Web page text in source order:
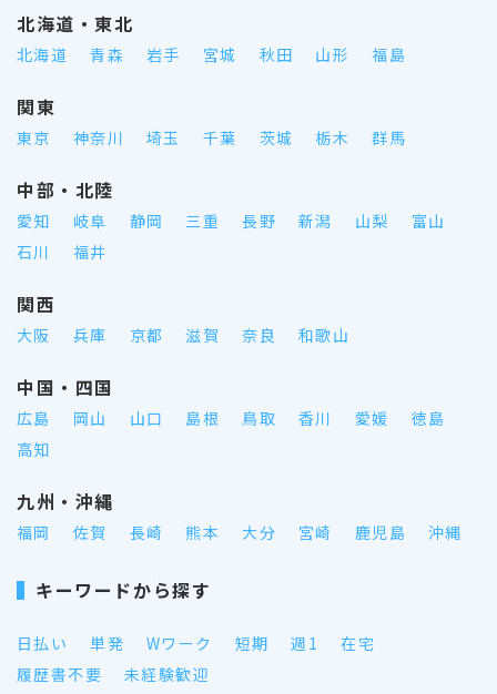
北海道・東北
北海道 青森 岩手 宮城 秋田 山形 福島
関東
東京 神奈川 埼玉 千葉 茨城 栃木 群馬
中部・北陸
愛知 岐阜 静岡 三重 長野 新潟 山梨
富山
石川
福井
関西
大阪 兵庫 京都 滋賀 奈良 和歌山
中国・四国
広島 岡山 山口 島根 鳥取 香川 愛媛
徳島
高知
九州・沖縄
福岡 佐賀 長崎 熊本 大分 宮崎 鹿児島 沖縄
キーワードから探す
日払い 単発 Wワーク 短期 週1
在宅
履歴書不要
未経験歓迎